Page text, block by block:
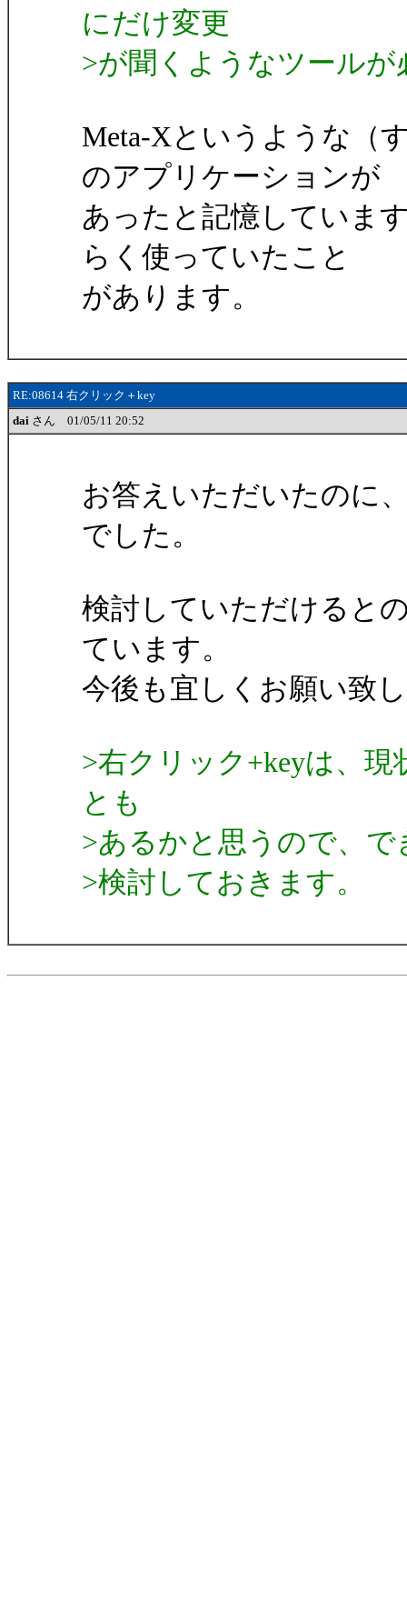
にだけ変更
>が聞くようなツールが
Meta-Xというような（
のアプリケーションが
あったと記憶していま
らく使っていたこと
があります。
RE:08614 右クリック＋key
dai さん 01/05/11 20:52
お答えいただいたのに
でした。
検討していただけると
ています。
今後も宜しくお願い致
>右クリック+keyは、
とも
>あるかと思うので、
>検討しておきます。